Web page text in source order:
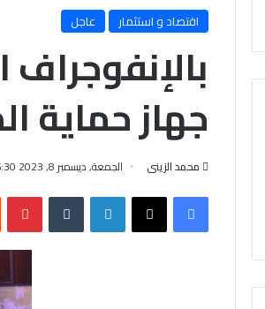
اقتصاد و استثمار
عاجل
جهاز حماية
محمد الزينى الجمعة, ديسمبر 8, 2023 6:30 م
فيسبوك لينكدإن